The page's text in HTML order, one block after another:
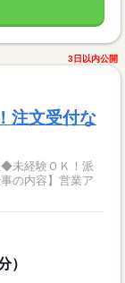
3日以内公開
注文受付な
未経験ＯＫ！派
の内容】営業ア
）